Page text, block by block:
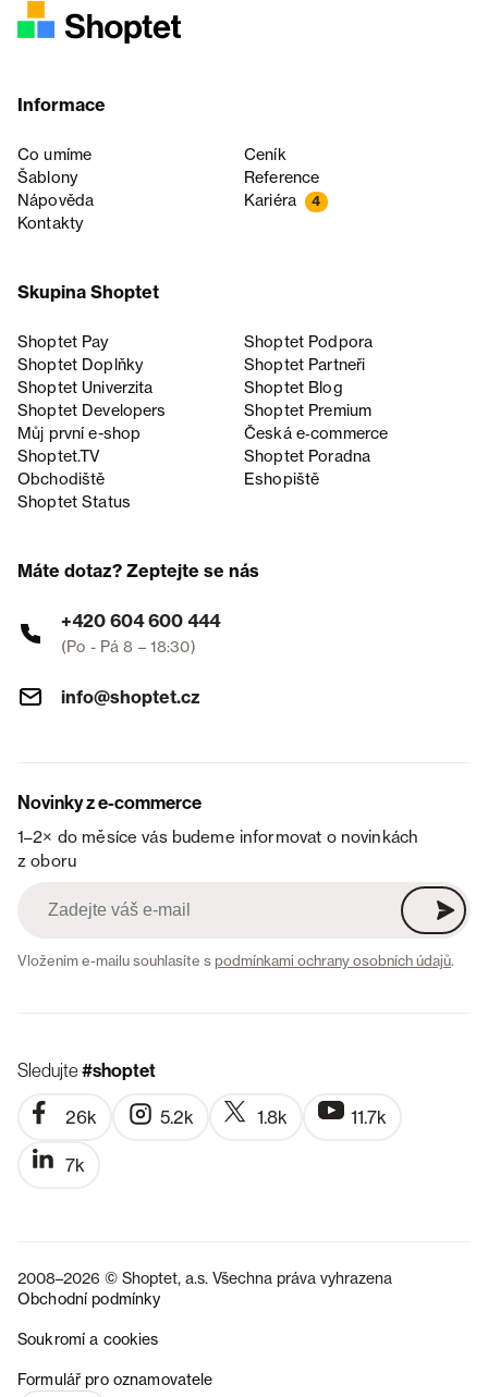
Informace
Co umíme
Ceník
Šablony
Reference
Nápověda
Kariéra 4
Kontakty
Skupina Shoptet
Shoptet Pay
Shoptet Podpora
Shoptet Doplňky
Shoptet Partneři
Shoptet Univerzita
Shoptet Blog
Shoptet Developers
Shoptet Premium
Můj první e-shop
Česká e‑commerce
Shoptet.TV
Shoptet Poradna
Obchodiště
Eshopiště
Shoptet Status
Máte dotaz? Zeptejte se nás
+420 604 600 444
(Po - Pá 8 – 18:30)
info@shoptet.cz
Novinky z e-commerce
1–2× do měsíce vás budeme informovat o novinkách
z oboru
Vložením e-mailu souhlasíte spodmínkami ochrany osobních údajů.
Sledujte#shoptet
26k 5.2k 1.8k 11.7k
7k
2008–2026 © Shoptet, a.s. Všechna práva vyhrazena
Obchodní podmínky
Soukromí a cookies
Formulář pro oznamovatele